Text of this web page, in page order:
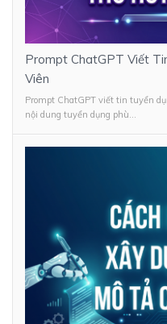
Prompt ChatGPT Viết
Viên
Prompt ChatGPT viết tin tuyển
nội dung tuyển dụng phù...